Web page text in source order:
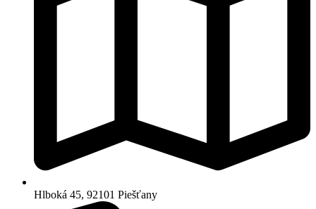
Hlboká 45, 92101 Piešťany